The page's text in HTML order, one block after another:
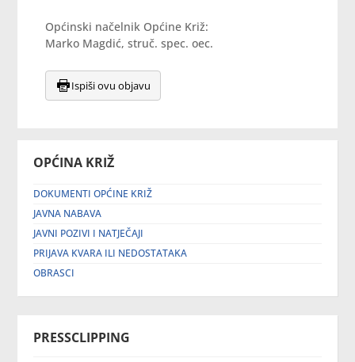
OPĆINA KRIŽ
DOKUMENTI OPĆINE KRIŽ
JAVNA NABAVA
JAVNI POZIVI I NATJEČAJI
PRIJAVA KVARA ILI NEDOSTATAKA
OBRASCI
PRESSCLIPPING
Općinski načelnik Općine Križ:
Marko Magdić, struč. spec. oec.
Ispiši ovu objavu